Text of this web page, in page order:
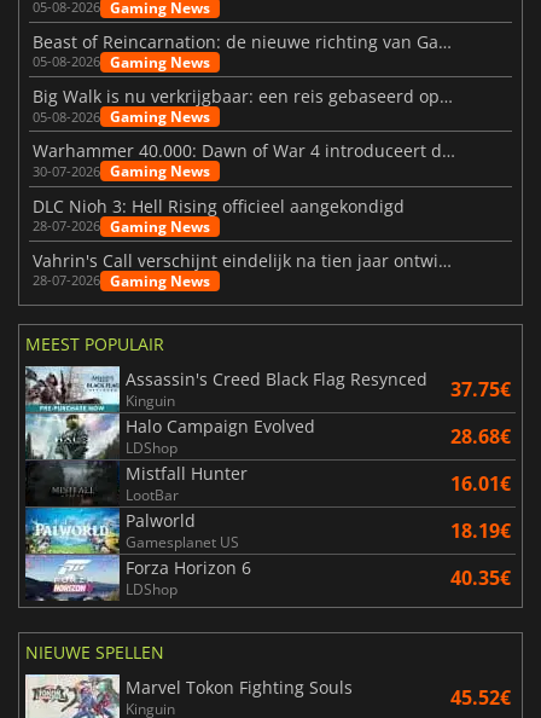
05-08-2026 Gaming News
Beast of Reincarnation: de nieuwe richting van Game Freak
05-08-2026 Gaming News
Big Walk is nu verkrijgbaar: een reis gebaseerd op vriendschap
05-08-2026 Gaming News
Warhammer 40.000: Dawn of War 4 introduceert de Necron-factie
30-07-2026 Gaming News
DLC Nioh 3: Hell Rising officieel aangekondigd
28-07-2026 Gaming News
Vahrin's Call verschijnt eindelijk na tien jaar ontwikkeling
28-07-2026 Gaming News
MEEST POPULAIR
Assassin's Creed Black Flag Resynced
Kinguin 37.75€
Halo Campaign Evolved
LDShop 28.68€
Mistfall Hunter
LootBar 16.01€
Palworld
Gamesplanet US 18.19€
Forza Horizon 6
LDShop 40.35€
NIEUWE SPELLEN
Marvel Tokon Fighting Souls
Kinguin 45.52€